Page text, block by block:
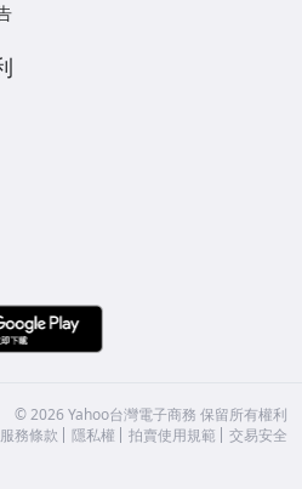
©2026 Yahoo台灣電子商務 保留所有權利
服務條款
隱私權 拍賣使用規範 交易安全